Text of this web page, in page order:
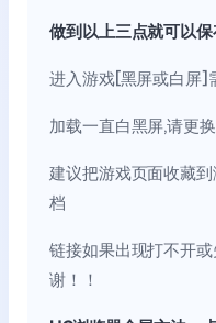
做到以上三点就可以
进入游戏[黑屏或白屏]
加载一直白黑屏,请更
建议把游戏页面收藏
档
链接如果出现打不开
谢！！